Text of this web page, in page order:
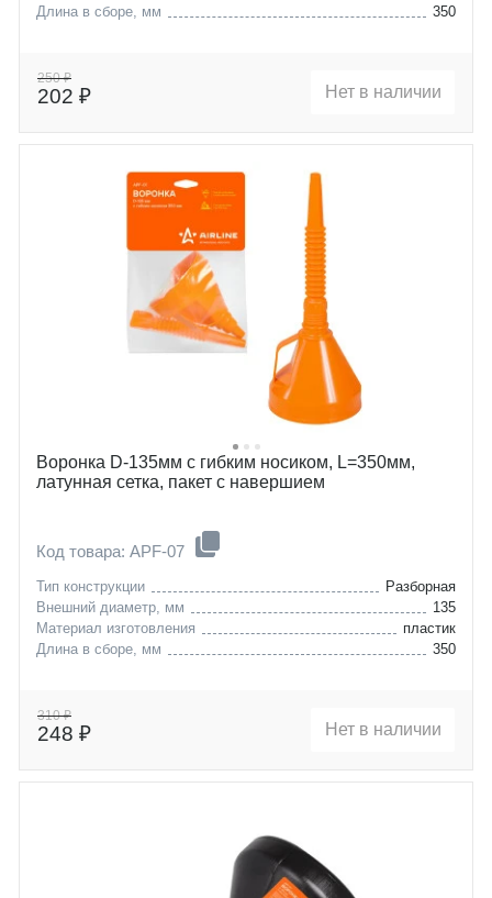
Длина в сборе, мм
350
250 ₽
202 ₽ Нет в наличии
Воронка D-135мм с гибким носиком, L=350мм,
латунная сетка, пакет с навершием
Код товара: APF-07
Тип конструкции
Разборная
Внешний диаметр, мм
135
Материал изготовления
пластик
Длина в сборе, мм
350
310 ₽
248 ₽ Нет в наличии